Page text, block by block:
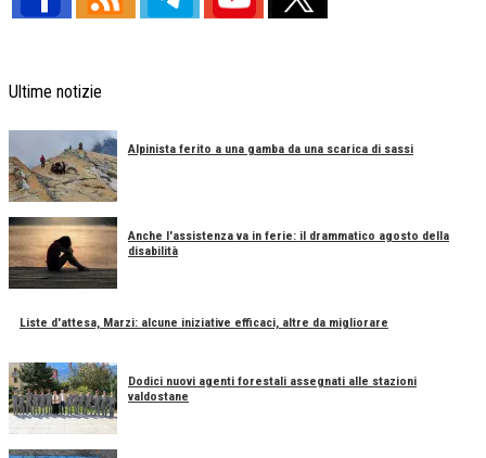
Ultime notizie
Alpinista ferito a una gamba da una scarica di sassi
Anche l'assistenza va in ferie: il drammatico agosto della
disabilità
Liste d'attesa, Marzi: alcune iniziative efficaci, altre da migliorare
Dodici nuovi agenti forestali assegnati alle stazioni
valdostane